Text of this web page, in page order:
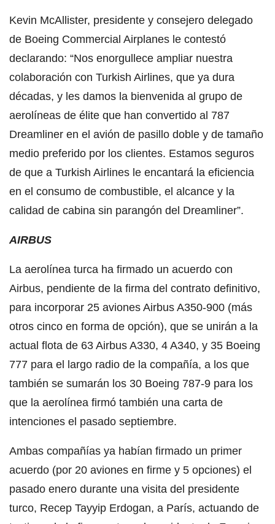
Kevin McAllister, presidente y consejero delegado
de Boeing Commercial Airplanes le contestó
declarando: “Nos enorgullece ampliar nuestra
colaboración con Turkish Airlines, que ya dura
décadas, y les damos la bienvenida al grupo de
aerolíneas de élite que han convertido al 787
Dreamliner en el avión de pasillo doble y de tamaño
medio preferido por los clientes. Estamos seguros
de que a Turkish Airlines le encantará la eficiencia
en el consumo de combustible, el alcance y la
calidad de cabina sin parangón del Dreamliner”.
AIRBUS
La aerolínea turca ha firmado un acuerdo con
Airbus, pendiente de la firma del contrato definitivo,
para incorporar 25 aviones Airbus A350-900 (más
otros cinco en forma de opción), que se unirán a la
actual flota de 63 Airbus A330, 4 A340, y 35 Boeing
777 para el largo radio de la compañía, a los que
también se sumarán los 30 Boeing 787-9 para los
que la aerolínea firmó también una carta de
intenciones el pasado septiembre.
Ambas compañías ya habían firmado un primer
acuerdo (por 20 aviones en firme y 5 opciones) el
pasado enero durante una visita del presidente
turco, Recep Tayyip Erdogan, a París, actuando de